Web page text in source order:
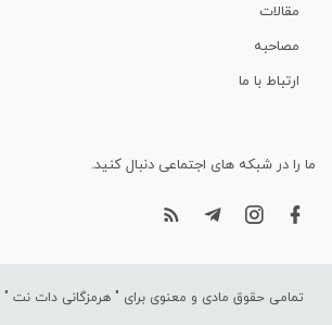
مقالات
مصاحبه
ارتباط با ما
ما را در شبکه های اجتماعی دنبال کنید.
تمامی حقوق مادی و معنوی برای " هرمزگانی دات نت "